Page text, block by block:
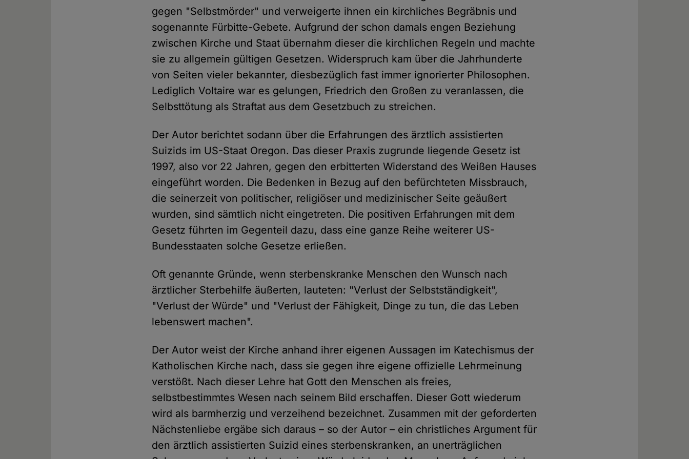
gegen "Selbstmörder" und verweigerte ihnen ein kirchliches Begräbnis und
sogenannte Fürbitte-Gebete. Aufgrund der schon damals engen Beziehung
zwischen Kirche und Staat übernahm dieser die kirchlichen Regeln und machte
sie zu allgemein gültigen Gesetzen. Widerspruch kam über die Jahrhunderte
von Seiten vieler bekannter, diesbezüglich fast immer ignorierter Philosophen.
Lediglich Voltaire war es gelungen, Friedrich den Großen zu veranlassen, die
Selbsttötung als Straftat aus dem Gesetzbuch zu streichen.
Der Autor berichtet sodann über die Erfahrungen des ärztlich assistierten
Suizids im US-Staat Oregon. Das dieser Praxis zugrunde liegende Gesetz ist
1997, also vor 22 Jahren, gegen den erbitterten Widerstand des Weißen Hauses
eingeführt worden. Die Bedenken in Bezug auf den befürchteten Missbrauch,
die seinerzeit von politischer, religiöser und medizinischer Seite geäußert
wurden, sind sämtlich nicht eingetreten. Die positiven Erfahrungen mit dem
Gesetz führten im Gegenteil dazu, dass eine ganze Reihe weiterer US-
Bundesstaaten solche Gesetze erließen.
Oft genannte Gründe, wenn sterbenskranke Menschen den Wunsch nach
ärztlicher Sterbehilfe äußerten, lauteten: "Verlust der Selbstständigkeit",
"Verlust der Würde" und "Verlust der Fähigkeit, Dinge zu tun, die das Leben
lebenswert machen".
Der Autor weist der Kirche anhand ihrer eigenen Aussagen im Katechismus der
Katholischen Kirche nach, dass sie gegen ihre eigene offizielle Lehrmeinung
verstößt. Nach dieser Lehre hat Gott den Menschen als freies,
selbstbestimmtes Wesen nach seinem Bild erschaffen. Dieser Gott wiederum
wird als barmherzig und verzeihend bezeichnet. Zusammen mit der geforderten
Nächstenliebe ergäbe sich daraus – so der Autor – ein christliches Argument für
den ärztlich assistierten Suizid eines sterbenskranken, an unerträglichen